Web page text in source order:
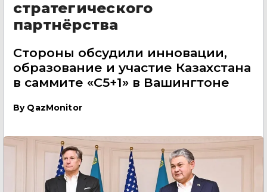
стратегического
партнёрства
Стороны обсудили инновации,
образование и участие Казахстана
в саммите «C5+1» в Вашингтоне
By QazMonitor